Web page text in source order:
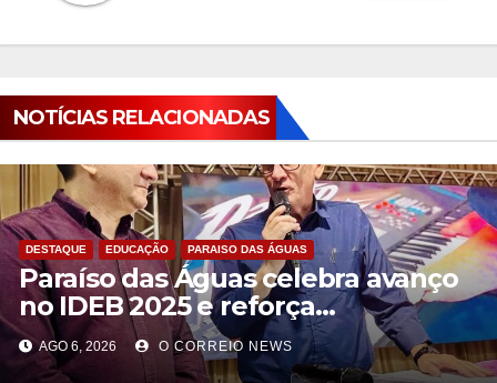
NOTÍCIAS RELACIONADAS
DESTAQUE EDUCAÇÃO PARAISO DAS ÁGUAS
Paraíso das Águas celebra avanço
no IDEB 2025 e reforça
compromisso com uma educação
pública de qualidade
AGO 6, 2026 O CORREIO NEWS